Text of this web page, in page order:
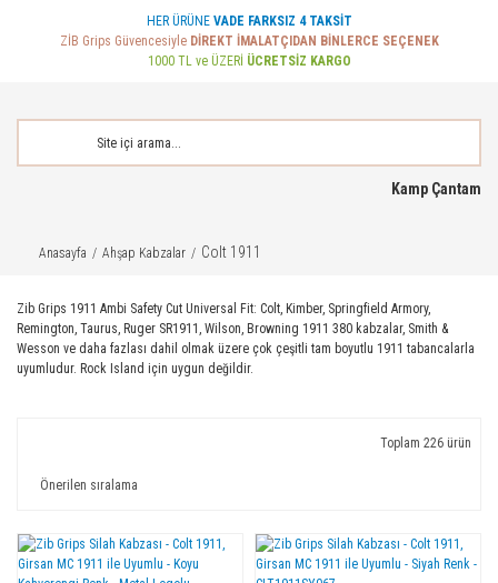
HER ÜRÜNE VADE FARKSIZ 4 TAKSİT
ZİB Grips Güvencesiyle DİREKT İMALATÇIDAN BİNLERCE SEÇENEK
1000 TL ve ÜZERİ ÜCRETSİZ KARGO
Kamp Çantam
Anasayfa Ahşap Kabzalar Colt 1911
Zib Grips 1911 Ambi Safety Cut Universal Fit: Colt, Kimber, Springfield Armory,
Remington, Taurus, Ruger SR1911, Wilson, Browning 1911 380 kabzalar, Smith &
Wesson ve daha fazlası dahil olmak üzere çok çeşitli tam boyutlu 1911 tabancalarla
uyumludur. Rock Island için uygun değildir.
Toplam 226 ürün